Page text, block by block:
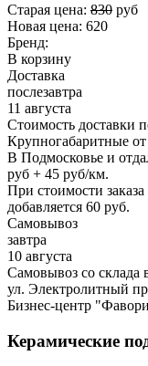
Старая цена: 830 руб
Новая цена: 620
Бренд:
В корзину
Доставка
послезавтра
11 августа
Стоимость доставки
Крупногабаритные
В Подмосковье и
руб + 45 руб/км.
При стоимости
добавляется 60 руб.
Самовывоз
завтра
10 августа
Самовывоз со склада
ул. Электролитный
Бизнес-центр
Керамические